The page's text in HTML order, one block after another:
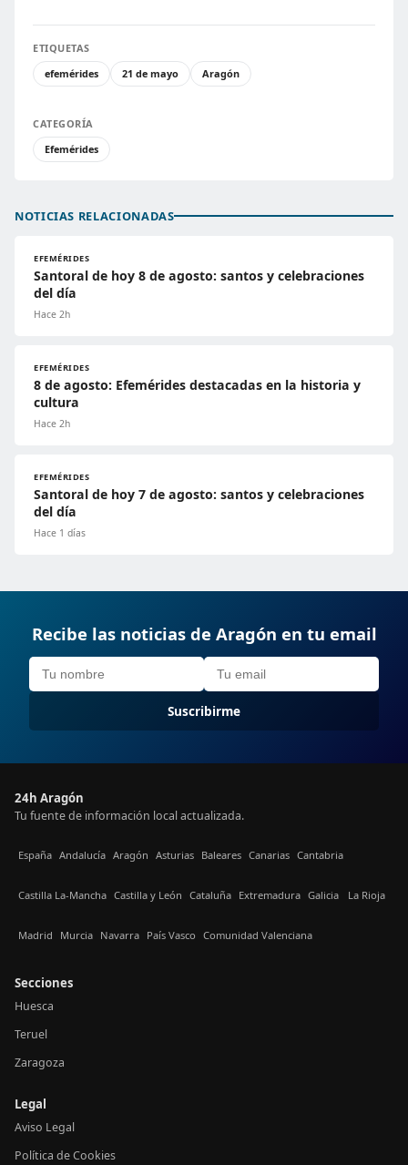
ETIQUETAS
efemérides
21 de mayo Aragón
CATEGORÍA
Efemérides
NOTICIAS RELACIONADAS
EFEMÉRIDES
Santoral de hoy 8 de agosto: santos y celebraciones
del día
Hace 2h
EFEMÉRIDES
8 de agosto: Efemérides destacadas en la historia y
cultura
Hace 2h
EFEMÉRIDES
Santoral de hoy 7 de agosto: santos y celebraciones
del día
Hace 1 días
Recibe las noticias de Aragón en tu email
Suscribirme
24h Aragón
Tu fuente de información local actualizada.
España Andalucía Aragón Asturias Baleares Canarias Cantabria
Castilla La-Mancha Castilla y León Cataluña Extremadura Galicia La Rioja
Madrid Murcia Navarra País Vasco Comunidad Valenciana
Secciones
Huesca
Teruel
Zaragoza
Legal
Aviso Legal
Política de Cookies